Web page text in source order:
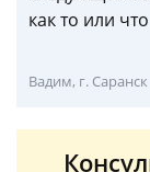
как то или что
Вадим, г. Саранск